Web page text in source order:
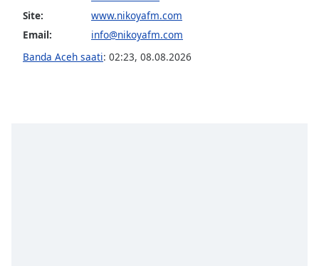
Opacity
Site:
www.nikoyafm.com
Email:
info@nikoyafm.com
Banda Aceh saati: 02:23, 08.08.2026